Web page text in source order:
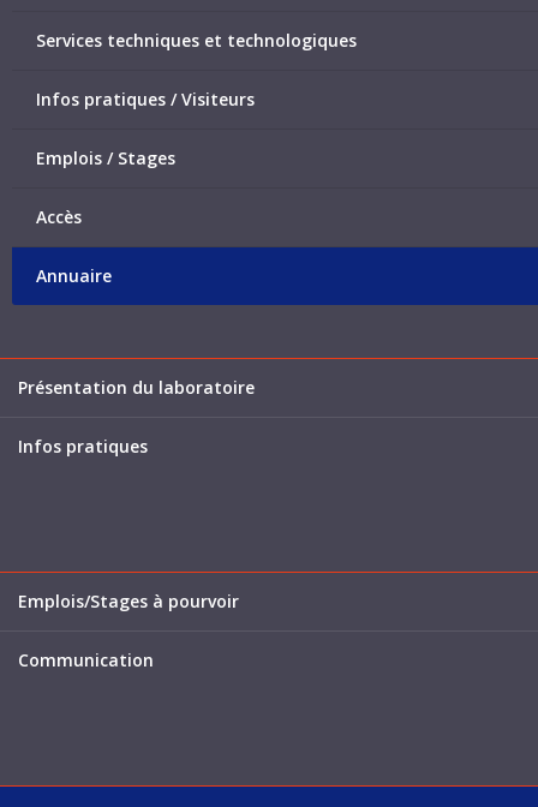
Services techniques et technologiques
Infos pratiques / Visiteurs
Emplois / Stages
Accès
Annuaire
Présentation du laboratoire
Infos pratiques
Emplois/Stages à pourvoir
Communication